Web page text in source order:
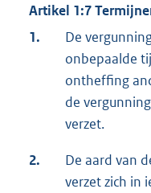
Artikel 1:7
1.
De
onbepaalde
ontheffing
de
verzet.
2.
De aard van
verzet zich in